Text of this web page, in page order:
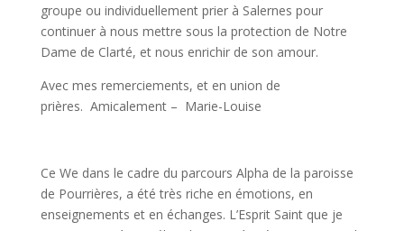
groupe ou individuellement prier à Salernes pour
continuer à nous mettre sous la protection de Notre
Dame de Clarté, et nous enrichir de son amour.
Avec mes remerciements, et en union de
prières. Amicalement – Marie-Louise
Ce We dans le cadre du parcours Alpha de la paroisse
de Pourrières, a été très riche en émotions, en
enseignements et en échanges. L’Esprit Saint que je